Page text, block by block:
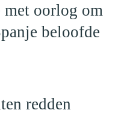
met oorlog om
beloofde
redden